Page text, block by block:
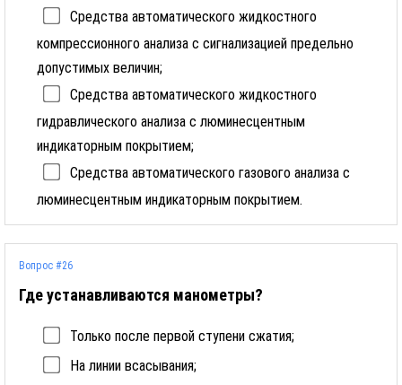
Средства автоматического жидкостного
компрессионного анализа с сигнализацией предельно
допустимых величин;
Средства автоматического жидкостного
гидравлического анализа с люминесцентным
индикаторным покрытием;
Средства автоматического газового анализа с
люминесцентным индикаторным покрытием.
Вопрос #26
Где устанавливаются манометры?
Только после первой ступени сжатия;
На линии всасывания;